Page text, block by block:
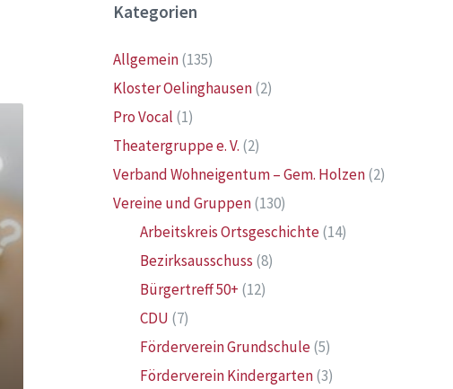
Kategorien
Allgemein(135)
Kloster Oelinghausen(2)
Pro Vocal (1)
Theatergruppe e. V. (2)
Verband Wohneigentum – Gem. Holzen(2)
Vereine und Gruppen(130)
Arbeitskreis Ortsgeschichte(14)
Bezirksausschuss (8)
Bürgertreff 50+ (12)
CDU (7)
Förderverein Grundschule(5)
Förderverein Kindergarten(3)